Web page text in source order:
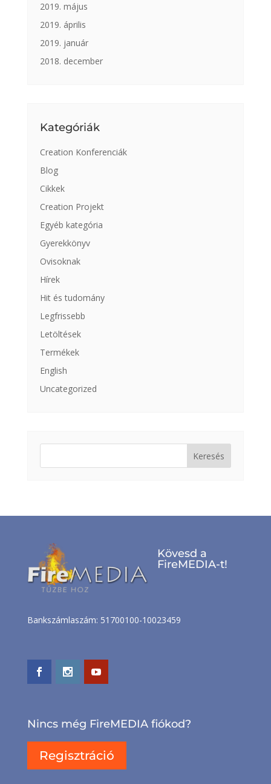
2019. május
2019. április
2019. január
2018. december
Kategóriák
Creation Konferenciák
Blog
Cikkek
Creation Projekt
Egyéb kategória
Gyerekkönyv
Ovisoknak
Hírek
Hit és tudomány
Legfrissebb
Letöltések
Termékek
English
Uncategorized
Keresés:
Bankszámlaszám: 51700100-10023459
Kövesd a
FireMEDIA-t!
Nincs még FireMEDIA fiókod?
Regisztráció